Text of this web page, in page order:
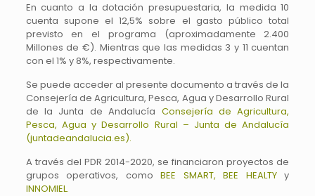
En cuanto a la dotación presupuestaria, la medida 10
cuenta supone el 12,5% sobre el gasto público total
previsto en el programa (aproximadamente 2.400
Millones de €). Mientras que las medidas 3 y 11 cuentan
con el 1% y 8%, respectivamente.
Se puede acceder al presente documento a través de la
Consejería de Agricultura, Pesca, Agua y Desarrollo Rural
de la Junta de Andalucía Consejería de Agricultura,
Pesca, Agua y Desarrollo Rural – Junta de Andalucía
(juntadeandalucia.es).
A través del PDR 2014-2020, se financiaron proyectos de
grupos operativos, como BEE SMART, BEE HEALTYy
INNOMIEL.